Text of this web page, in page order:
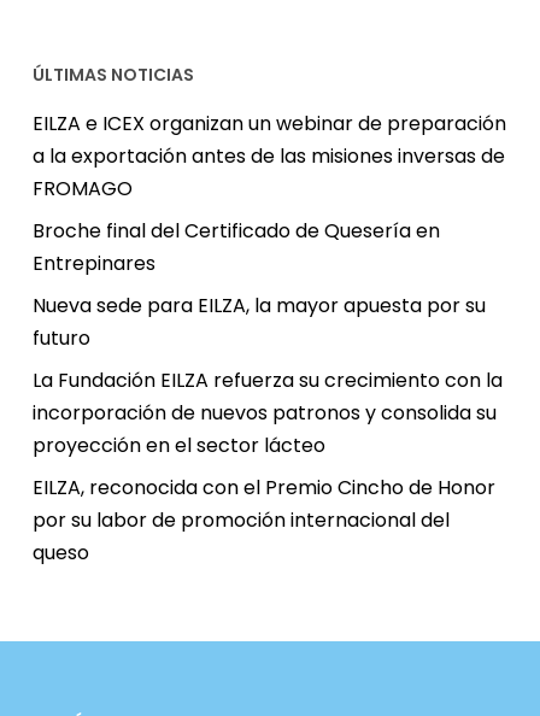
ÚLTIMAS NOTICIAS
EILZA e ICEX organizan un webinar de preparación
a la exportación antes de las misiones inversas de
FROMAGO
Broche final del Certificado de Quesería en
Entrepinares
Nueva sede para EILZA, la mayor apuesta por su
futuro
La Fundación EILZA refuerza su crecimiento con la
incorporación de nuevos patronos y consolida su
proyección en el sector lácteo
EILZA, reconocida con el Premio Cincho de Honor
por su labor de promoción internacional del
queso